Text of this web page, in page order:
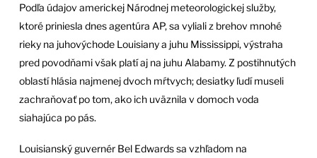
Podľa údajov americkej Národnej meteorologickej služby,
ktoré priniesla dnes agentúra AP, sa vyliali z brehov mnohé
rieky na juhovýchode Louisiany a juhu Mississippi, výstraha
pred povodňami však platí aj na juhu Alabamy. Z postihnutých
oblastí hlásia najmenej dvoch mŕtvych; desiatky ľudí museli
zachraňovať po tom, ako ich uväznila v domoch voda
siahajúca po pás.
Louisianský guvernér Bel Edwards sa vzhľadom na